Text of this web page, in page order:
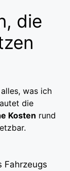
die
was ich
die
Kosten rund
Fahrzeugs